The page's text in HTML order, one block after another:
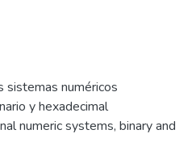
sistemas numéricos
y hexadecimal
numeric systems, binary and